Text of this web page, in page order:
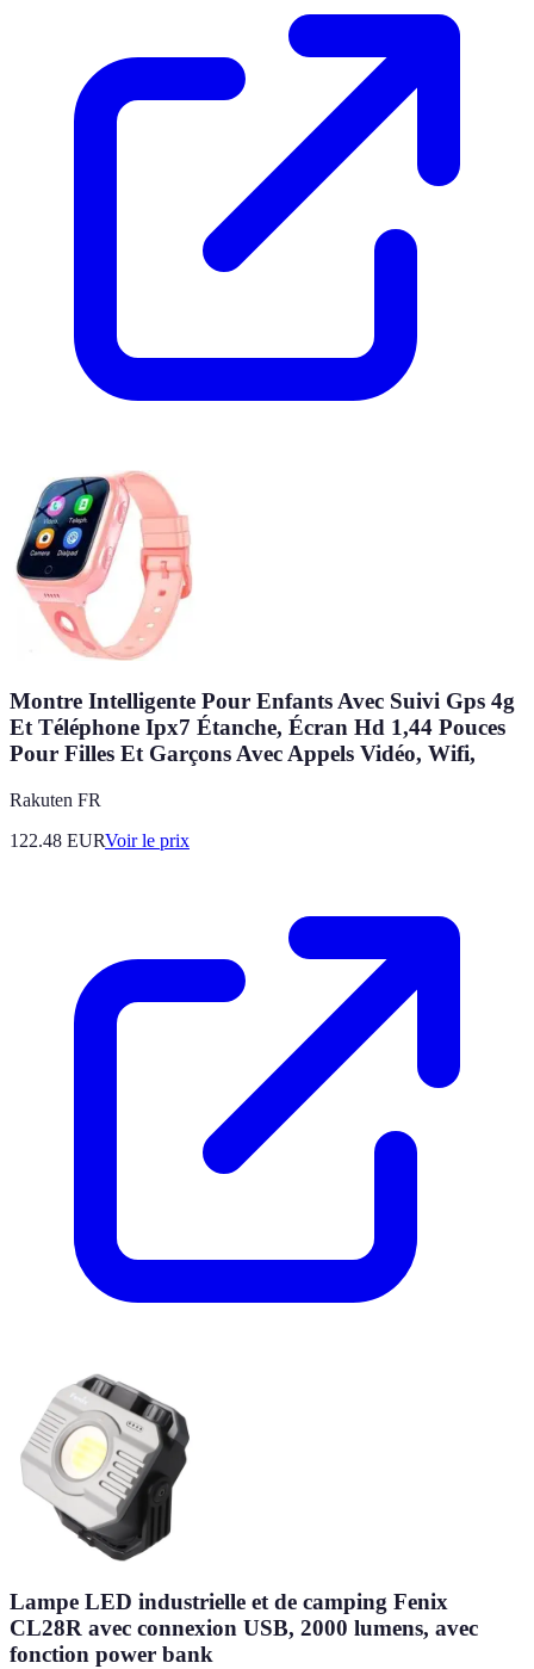
Montre Intelligente Pour Enfants Avec Suivi Gps 4g
Et Téléphone Ipx7 Étanche, Écran Hd 1,44 Pouces
Pour Filles Et Garçons Avec Appels Vidéo, Wifi,
Rakuten FR
122.48 EURVoir le prix
Lampe LED industrielle et de camping Fenix
CL28R avec connexion USB, 2000 lumens, avec
fonction power bank